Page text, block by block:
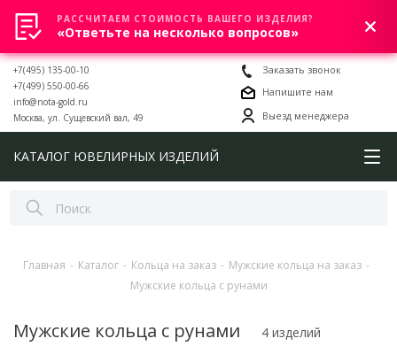
0
+7(495) 135-00-10
+7(499) 550-00-66
info@nota-gold.ru
Москва, ул. Сущевский вал, 49
Заказать звонок
Напишите нам
Выезд менеджера
КАТАЛОГ ЮВЕЛИРНЫХ ИЗДЕЛИЙ
Главная - Каталог - Кольца на заказ - Мужские кольца на заказ -
Мужские кольца с рунами
Мужские кольца с рунами 4 изделий
РАССЧИТАЕМ СТОИМОСТЬ ВАШЕГО ИЗДЕЛИЯ?
«Ответьте на несколько вопросов»